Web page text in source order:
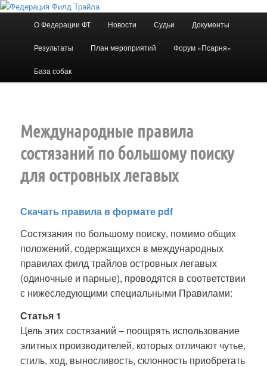
Перейти
основному
содержимомуФедерация Филд Трайла
О Федерации ФТ Новости Судьи Документы
Результаты План мероприятий Форум «Псарня»
База собак
Международные правила
состязаний по большому поиску
для островных легавых
Скачать правила в формате pdf
Состязания по большому поиску, помимо общих
положений, содержащихся в международных
правилах филд трайлов островных легавых
(одиночные и парные), проводятся в соответствии
с нижеследующими специальными Правилами:
Статья 1
Цель этих состязаний – поощрять использование
элитных производителей, которых отличают чутье,
стиль, ход, выносливость, склонность приобретать